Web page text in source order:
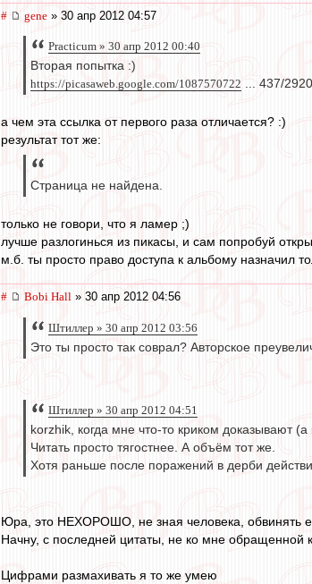
# gene » 30 апр 2012 04:57
Practicum » 30 апр 2012 00:40
Вторая попытка :)
https://picasaweb.google.com/1087570722 ... 437/
а чем эта ссылка от первого раза отличается? :)
результат тот же:
Страница не найдена.
только не говори, что я ламер ;)
лучше разлогинься из пикасы, и сам попробуй
м.б. ты просто право доступа к альбому назначил
# Bobi Hall » 30 апр 2012 04:56
Штиллер » 30 апр 2012 03:56
Это ты просто так соврал? Авторское
Штиллер » 30 апр 2012 04:51
korzhik, когда мне что-то криком доказывают
Читать просто тягостнее. А объём тот же.
Хотя раньше после поражений в дерби
Юра, это НЕХОРОШО, не зная человека, обвинять
Начну, с последней цитаты, не ко мне
Цифрами размахивать я то же умею